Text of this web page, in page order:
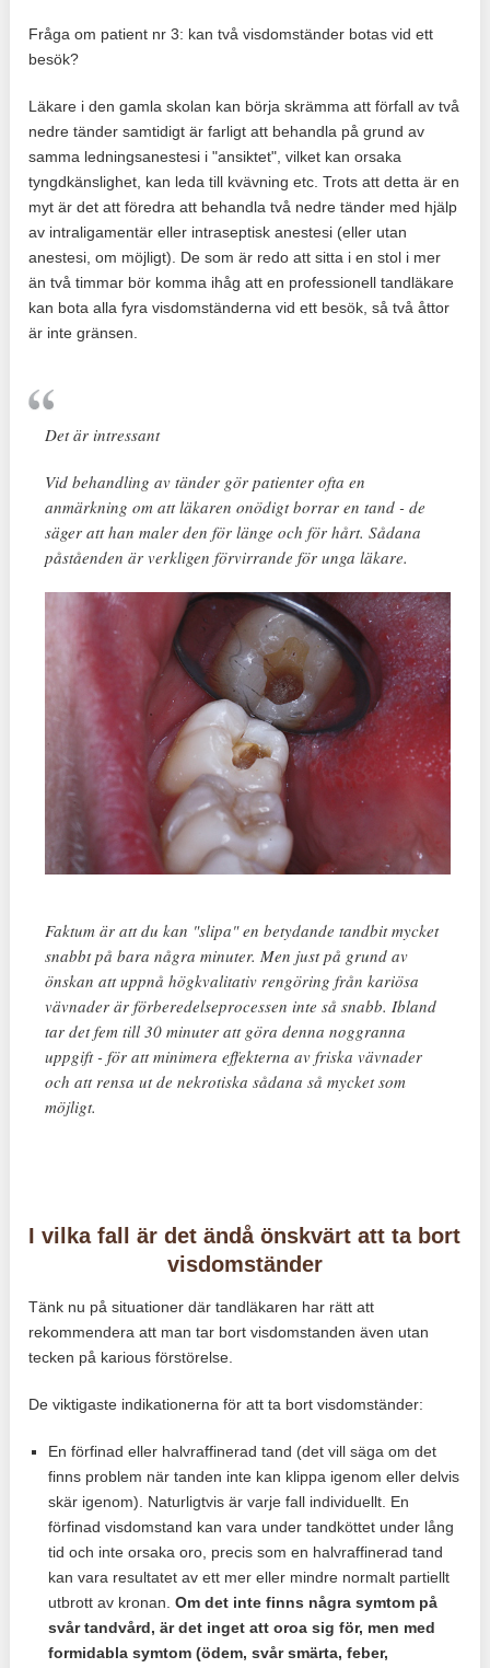
Fråga om patient nr 3: kan två visdomständer botas vid ett
besök?
Läkare i den gamla skolan kan börja skrämma att förfall av två
nedre tänder samtidigt är farligt att behandla på grund av
samma ledningsanestesi i "ansiktet", vilket kan orsaka
tyngdkänslighet, kan leda till kvävning etc. Trots att detta är en
myt är det att föredra att behandla två nedre tänder med hjälp
av intraligamentär eller intraseptisk anestesi (eller utan
anestesi, om möjligt). De som är redo att sitta i en stol i mer
än två timmar bör komma ihåg att en professionell tandläkare
kan bota alla fyra visdomständerna vid ett besök, så två åttor
är inte gränsen.
Det är intressant
Vid behandling av tänder gör patienter ofta en
anmärkning om att läkaren onödigt borrar en tand - de
säger att han maler den för länge och för hårt. Sådana
påståenden är verkligen förvirrande för unga läkare.
Faktum är att du kan "slipa" en betydande tandbit mycket
snabbt på bara några minuter. Men just på grund av
önskan att uppnå högkvalitativ rengöring från kariösa
vävnader är förberedelseprocessen inte så snabb. Ibland
tar det fem till 30 minuter att göra denna noggranna
uppgift - för att minimera effekterna av friska vävnader
och att rensa ut de nekrotiska sådana så mycket som
möjligt.
I vilka fall är det ändå önskvärt att ta bort
visdomständer
Tänk nu på situationer där tandläkaren har rätt att
rekommendera att man tar bort visdomstanden även utan
tecken på karious förstörelse.
De viktigaste indikationerna för att ta bort visdomständer:
En förfinad eller halvraffinerad tand (det vill säga om det
finns problem när tanden inte kan klippa igenom eller delvis
skär igenom). Naturligtvis är varje fall individuellt. En
förfinad visdomstand kan vara under tandköttet under lång
tid och inte orsaka oro, precis som en halvraffinerad tand
kan vara resultatet av ett mer eller mindre normalt partiellt
utbrott av kronan.Om det inte finns några symtom på
svår tandvård, är det inget att oroa sig för, men med
formidabla symtom (ödem, svår smärta, feber,